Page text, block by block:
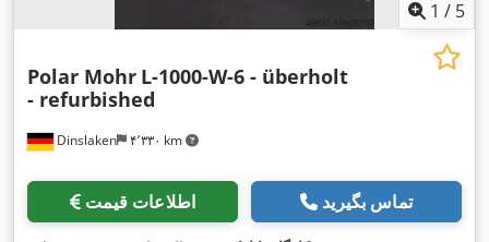
1 / 5
Dinslaken ۴٬۳۳۰ km
Polar Mohr L-1000-W-6 - überholt
- refurbished
اطلاعات قیمت تماس بگیرید